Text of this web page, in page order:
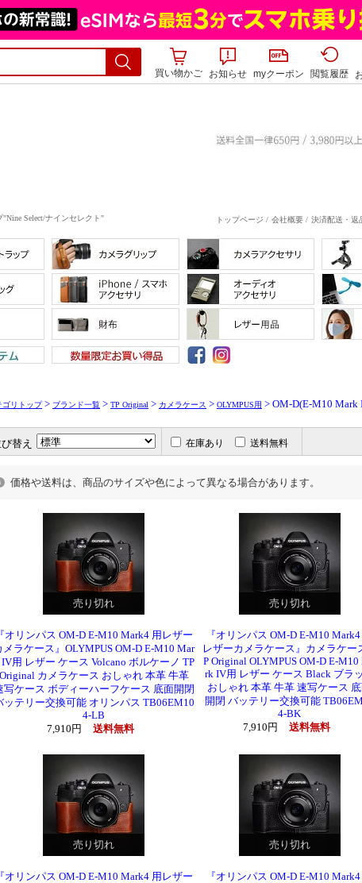
買い物かご
お知らせ myクーポン 閲覧履歴
Select/ナインセレクト" トップページ / 会社概要 / 決済配送・返
ゴリトップ> ブランド一覧 > TP Original > カメラケース > OLYMPUS用 > OM-D(E-M10 Mark
替え 在庫あり 送料無料
価格や送料は、商品のサイズや色によって異なる場合があります。
売り切れ 売り切れ
『オリンパス OM-D E-M10 Mark4 用レザー
メラケース』OLYMPUS OM-D E-M10 Mar
用 レザー ケース Volcano ボルケーノ TP
Original カメラケース おしゃれ 本革 牛革
写ケース ボディーハーフケース 底面開閉
ッテリー交換可能 オリンパス TB06EM10
4-LB
7,910円
送料無料
『オリンパス OM-D E-M10 Mark4
レザーカメラケース』カメラケー
P Original OLYMPUS OM-D E-M10
rk IV用 レザー ケース Black ブラ
おしゃれ 本革 牛革 速写ケース
開閉 バッテリー交換可能
4-BK
7,910円
送料無料
売り切れ 売り切れ
『オリンパス OM-D E-M10 Mark4 用レザー
『オリンパス OM-D E-M10 Mark4